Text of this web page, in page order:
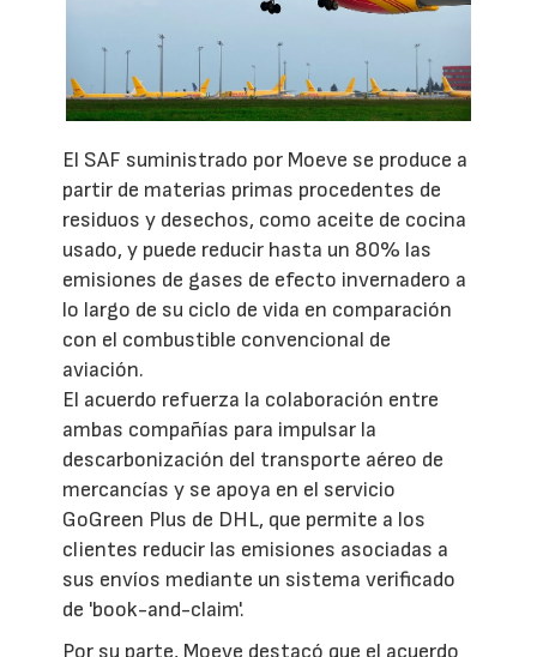
El SAF suministrado por Moeve se produce a
partir de materias primas procedentes de
residuos y desechos, como aceite de cocina
usado, y puede reducir hasta un 80% las
emisiones de gases de efecto invernadero a
lo largo de su ciclo de vida en comparación
con el combustible convencional de
aviación.
El acuerdo refuerza la colaboración entre
ambas compañías para impulsar la
descarbonización del transporte aéreo de
mercancías y se apoya en el servicio
GoGreen Plus de DHL, que permite a los
clientes reducir las emisiones asociadas a
sus envíos mediante un sistema verificado
de 'book-and-claim'.